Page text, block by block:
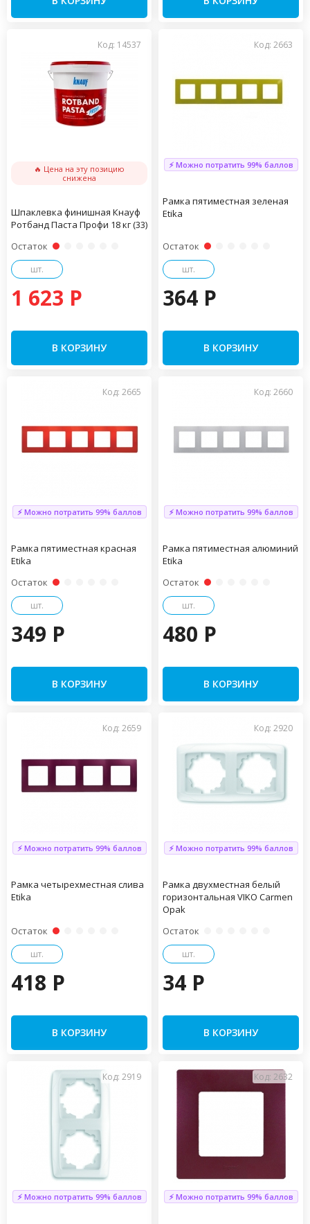
Код: 14537
🔥 Цена на эту позицию
снижена
Шпаклевка финишная Кнауф
Ротбанд Паста Профи 18 кг (33)
Остаток
шт.
1 623 P
В КОРЗИНУ
Код: 2663
⚡ Можно потратить 99% баллов
Рамка пятиместная зеленая
Etika
Остаток
шт.
364 P
В КОРЗИНУ
Код: 2665
⚡ Можно потратить 99% баллов
Рамка пятиместная красная
Etika
Остаток
шт.
349 P
В КОРЗИНУ
Код: 2660
⚡ Можно потратить 99% баллов
Рамка пятиместная алюминий
Etika
Остаток
шт.
480 P
В КОРЗИНУ
Код: 2659
⚡ Можно потратить 99% баллов
Рамка четырехместная слива
Etika
Остаток
шт.
418 P
В КОРЗИНУ
Код: 2920
⚡ Можно потратить 99% баллов
Рамка двухместная белый
горизонтальная VIKO Carmen
Opak
Остаток
шт.
34 P
В КОРЗИНУ
Код: 2919
⚡ Можно потратить 99% баллов
Код: 2632
⚡ Можно потратить 99% баллов